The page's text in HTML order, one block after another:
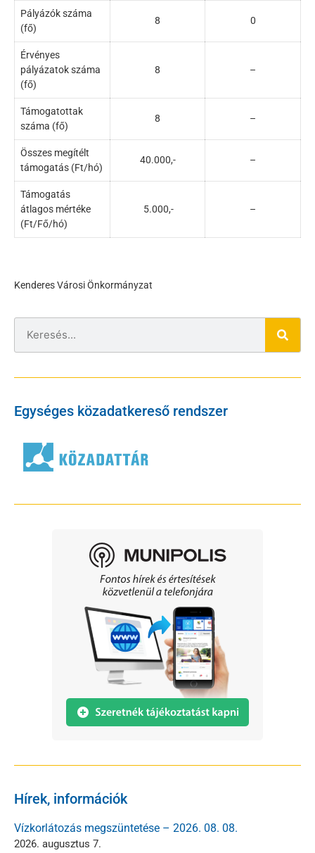
Pályázók száma
(fő)
8 0
Érvényes
pályázatok száma
(fő)
8 –
Támogatottak
száma (fő)
8 –
Összes megítélt
támogatás (Ft/hó)
40.000,- –
Támogatás
átlagos mértéke
(Ft/Fő/hó)
5.000,- –
Kenderes Városi Önkormányzat
Egységes közadatkereső rendszer
Hírek, információk
Vízkorlátozás megszüntetése – 2026. 08. 08.
2026. augusztus 7.